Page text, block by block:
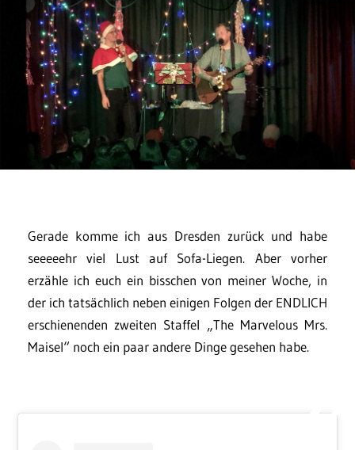
Gerade komme ich aus Dresden zurück und habe
seeeeehr viel Lust auf Sofa-Liegen. Aber vorher
erzähle ich euch ein bisschen von meiner Woche, in
der ich tatsächlich neben einigen Folgen der ENDLICH
erschienenden zweiten Staffel „The Marvelous Mrs.
Maisel“ noch ein paar andere Dinge gesehen habe.